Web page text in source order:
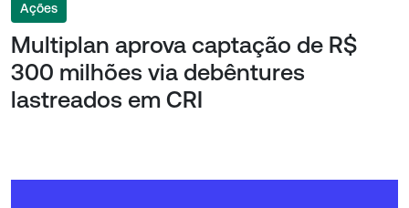
Ações
Multiplan aprova captação de R$
300 milhões via debêntures
lastreados em CRI